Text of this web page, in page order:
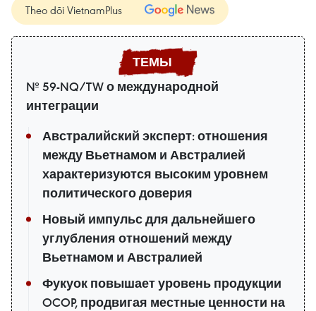
Theo dõi VietnamPlus
№ 59-NQ/TW о международной
интеграции
Австралийский эксперт: отношения
между Вьетнамом и Австралией
характеризуются высоким уровнем
политического доверия
Новый импульс для дальнейшего
углубления отношений между
Вьетнамом и Австралией
Фукуок повышает уровень продукции
OCOP, продвигая местные ценности на